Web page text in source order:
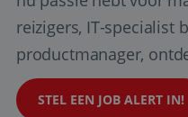
reizigers, IT-specialist
productmanager,
STEL EEN JOB ALERT IN!